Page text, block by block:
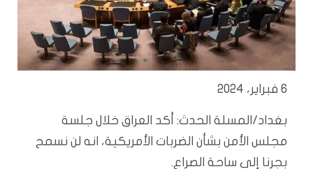
6 فبراير، 2024
بغداد/المسلة الحدث: أكد العراق خلال جلسة
مجلس الأمن بشأن الضربات الأمريكية، انه لن نسمح
بجرنا إلى ساحة الصراع.